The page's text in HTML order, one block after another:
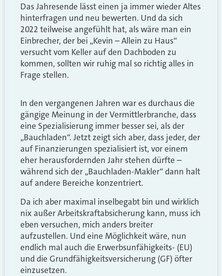
Das Jahresende lässt einen ja immer wieder Altes
hinterfragen und neu bewerten. Und da sich
2022 teilweise angefühlt hat, als wäre man ein
Einbrecher, der bei „Kevin – Allein zu Haus“
versucht vom Keller auf den Dachboden zu
kommen, sollten wir ruhig mal so richtig alles in
Frage stellen.
In den vergangenen Jahren war es durchaus die
gängige Meinung in der Vermittlerbranche, dass
eine Spezialisierung immer besser sei, als der
„Bauchladen“. Jetzt zeigt sich aber, dass jeder, der
auf Finanzierungen spezialisiert ist, vor einem
eher herausfordernden Jahr stehen dürfte –
während sich der „Bauchladen-Makler“ dann halt
auf andere Bereiche konzentriert.
Da ich aber maximal inselbegabt bin und wirklich
nix außer Arbeitskraftabsicherung kann, muss ich
eben versuchen, mich anders breiter
aufzustellen. Und eine Möglichkeit wäre, nun
endlich mal auch die Erwerbsunfähigkeits- (EU)
und die Grundfähigkeitsversicherung (GF) öfter
einzusetzen.